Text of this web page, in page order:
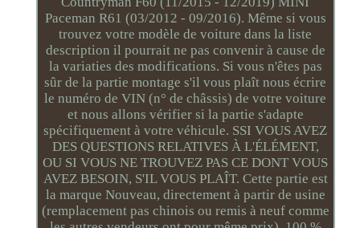
Paceman R61 (03/2012 - 09/2016). Même si vous
trouvez votre modèle de voiture dans la liste
description il pourrait ne pas convenir à cause de
la variaties des modifications. Si vous n'êtes pas
sûr de la partie montage s'il vous plaît nous écrire
le numéro de VIN (n° de châssis) de votre voiture
et nous allons vérifier si la partie s'adapte
spécifiquement à votre véhicule. SSI VOUS AVEZ
DES QUESTIONS RELATIVES À L'ÉLÉMENT,
OU SI VOUS NE TROUVEZ PAS CE DONT VOUS
AVEZ BESOIN, S'IL VOUS PLAÎT. Cette partie est
la marque Nouveau, directement à partir de usine
(remplacement pas chinois ou remis à neuf comme